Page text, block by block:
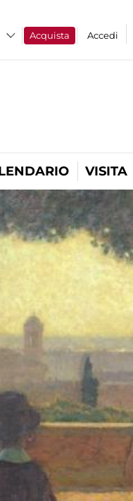
Acquista Accedi
VISITA